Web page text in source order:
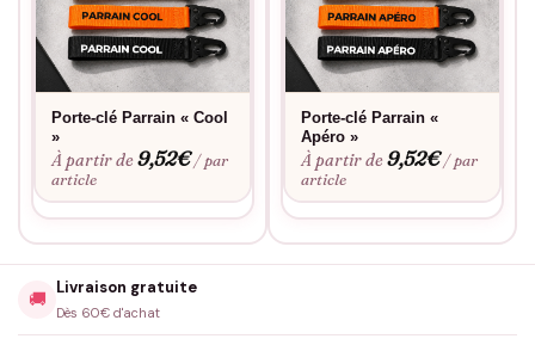
Porte-clé Parrain « Cool
»
À partir de9,52€ / par
article
Porte-clé Parrain «
Apéro »
À partir de9,52€ / par
article
🚚
Livraison gratuite
Dès 60€ d'achat